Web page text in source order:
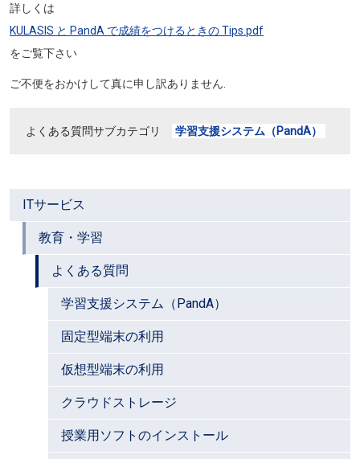
ITサービス
教育・学習
よくある質問
学習支援システム（PandA）
固定型端末の利用
仮想型端末の利用
クラウドストレージ
授業用ソフトのインストール
詳しくは
KULASIS と PandA で成績をつけるときの Tips.pdf
をご覧下さい
ご不便をおかけして真に申し訳ありません.
よくある質問サブカテゴリ 学習支援システム（PandA）